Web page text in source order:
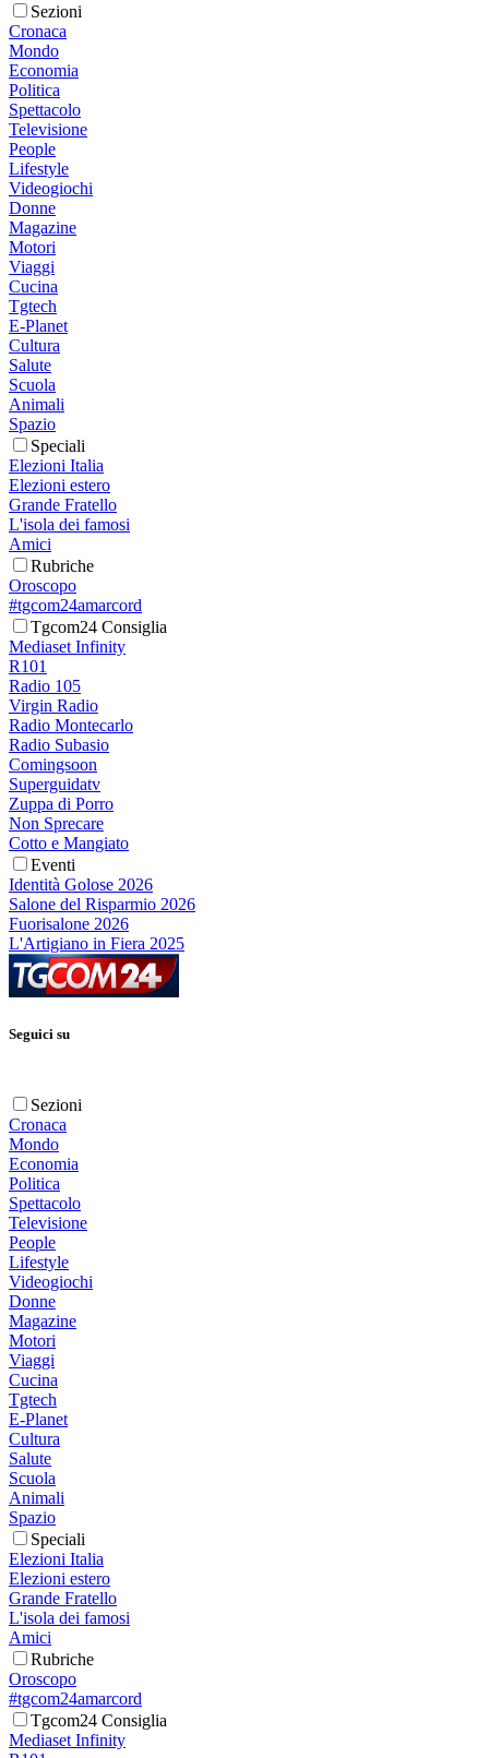
Sezioni
Cronaca
Mondo
Economia
Politica
Spettacolo
Televisione
People
Lifestyle
Videogiochi
Donne
Magazine
Motori
Viaggi
Cucina
Tgtech
E-Planet
Cultura
Salute
Scuola
Animali
Spazio
Speciali
Elezioni Italia
Elezioni estero
Grande Fratello
L'isola dei famosi
Amici
Rubriche
Oroscopo
#tgcom24amarcord
Tgcom24 Consiglia
Mediaset Infinity
R101
Radio 105
Virgin Radio
Radio Montecarlo
Radio Subasio
Comingsoon
Superguidatv
Zuppa di Porro
Non Sprecare
Cotto e Mangiato
Eventi
Identità Golose 2026
Salone del Risparmio 2026
Fuorisalone 2026
L'Artigiano in Fiera 2025
Seguici su
Sezioni
Cronaca
Mondo
Economia
Politica
Spettacolo
Televisione
People
Lifestyle
Videogiochi
Donne
Magazine
Motori
Viaggi
Cucina
Tgtech
E-Planet
Cultura
Salute
Scuola
Animali
Spazio
Speciali
Elezioni Italia
Elezioni estero
Grande Fratello
L'isola dei famosi
Amici
Rubriche
Oroscopo
#tgcom24amarcord
Tgcom24 Consiglia
Mediaset Infinity